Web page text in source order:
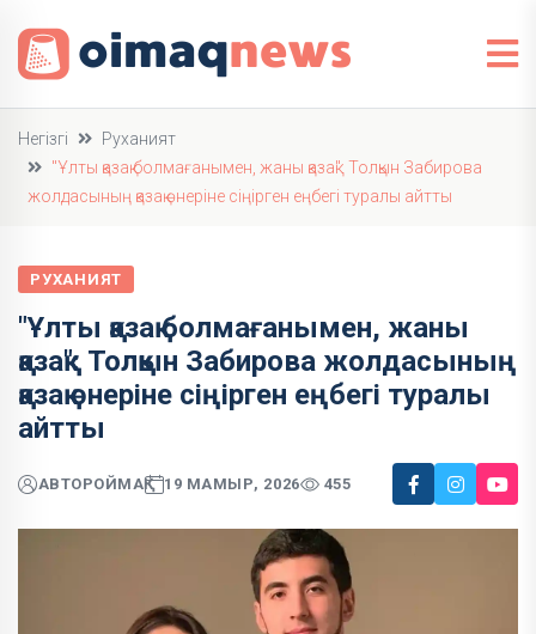
Негізгі
Руханият
"Ұлты қазақ болмағанымен, жаны қазақ": Толқын Забирова
жолдасының қазақ өнеріне сіңірген еңбегі туралы айтты
РУХАНИЯТ
"Ұлты қазақ болмағанымен, жаны
қазақ": Толқын Забирова жолдасының
қазақ өнеріне сіңірген еңбегі туралы
айтты
АВТОРОЙМАҚ 19 МАМЫР, 2026 455